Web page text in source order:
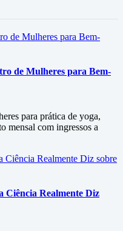
de Mulheres para Bem-
para prática de yoga,
mensal com ingressos a
Ciência Realmente Diz